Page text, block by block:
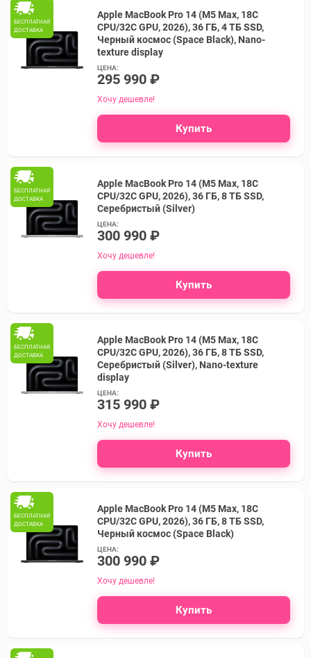
БЕСПЛАТНАЯ
ДОСТАВКА
Apple MacBook Pro 14 (M5 Max, 18C
CPU/32C GPU, 2026), 36 ГБ, 4 ТБ SSD,
Черный космос (Space Black), Nano-
texture display
ЦЕНА:
295 990 ₽
Хочу дешевле!
Купить
БЕСПЛАТНАЯ
ДОСТАВКА
Apple MacBook Pro 14 (M5 Max, 18C
CPU/32C GPU, 2026), 36 ГБ, 8 ТБ SSD,
Серебристый (Silver)
ЦЕНА:
300 990 ₽
Хочу дешевле!
Купить
БЕСПЛАТНАЯ
ДОСТАВКА
Apple MacBook Pro 14 (M5 Max, 18C
CPU/32C GPU, 2026), 36 ГБ, 8 ТБ SSD,
Серебристый (Silver), Nano-texture
display
ЦЕНА:
315 990 ₽
Хочу дешевле!
Купить
БЕСПЛАТНАЯ
ДОСТАВКА
Apple MacBook Pro 14 (M5 Max, 18C
CPU/32C GPU, 2026), 36 ГБ, 8 ТБ SSD,
Черный космос (Space Black)
ЦЕНА:
300 990 ₽
Хочу дешевле!
Купить